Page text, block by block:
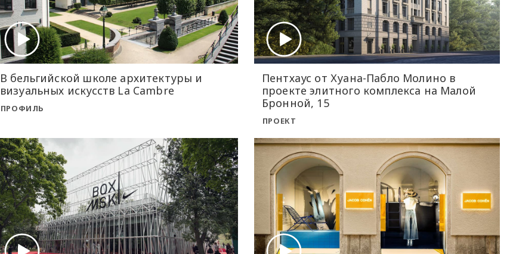
В бельгийской школе архитектуры и
визуальных искусств La Cambre
ПРОФИЛЬ
Пентхаус от Хуана-Пабло Молино в
проекте элитного комплекса на Малой
Бронной, 15
ПРОЕКТ